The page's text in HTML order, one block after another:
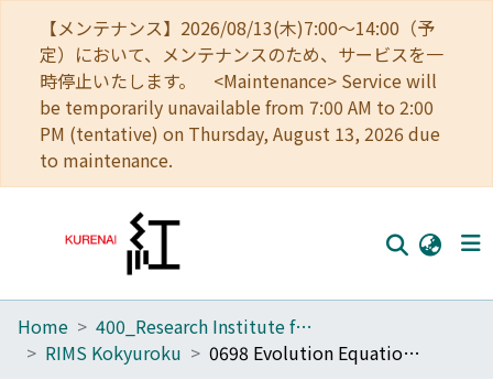
【メンテナンス】2026/08/13(木)7:00～14:00（予
定）において、メンテナンスのため、サービスを一
時停止いたします。 <Maintenance> Service will
be temporarily unavailable from 7:00 AM to 2:00
PM (tentative) on Thursday, August 13, 2026 due
to maintenance.
Home
Home
400_Research Institute for Mathematical Sciences
RIMS Kokyuroku
0698 Evolution Equations and Their Applications